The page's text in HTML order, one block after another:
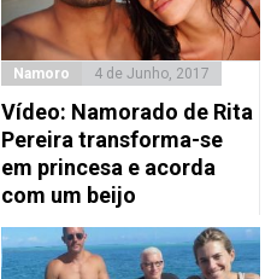
Namoro 4 de Junho, 2017
Vídeo: Namorado de Rita
Pereira transforma-se
em princesa e acorda
com um beijo